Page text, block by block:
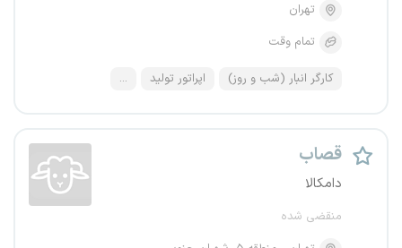
تهران
تمام وقت
کارگر انبار (شب و روز) اپراتور تولید ...
قصاب
دامکالا
منقضی شده